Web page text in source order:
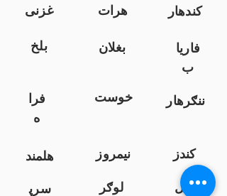
غزنی هرات
کندهار
بلخ
بغلان
فاریا
ب
فرا
ه
خوست ننګرهار
هلمند نیمروز
کندز
سرپ
لوګر زابل